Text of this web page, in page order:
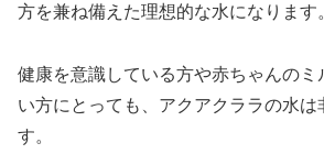
方を兼ね備えた理想的な水になります
健康を意識している方や赤ちゃんのミ
い方にとっても、アクアクララの水は
す。